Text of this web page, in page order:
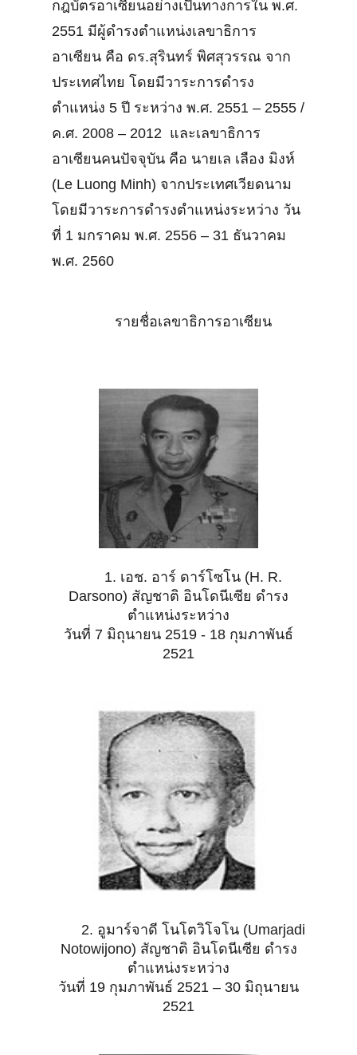
กฎบัตรอาเซียนอย่างเป็นทางการใน พ.ศ.
2551 มีผู้ดำรงตำแหน่งเลขาธิการ
อาเซียน คือ ดร.สุรินทร์ พิศสุวรรณ จาก
ประเทศไทย โดยมีวาระการดำรง
ตำแหน่ง 5 ปี ระหว่าง พ.ศ. 2551 – 2555 /
ค.ศ. 2008 – 2012 และเลขาธิการ
อาเซียนคนปัจจุบัน คือ นายเล เลือง มิงห์
(Le Luong Minh) จากประเทศเวียดนาม
โดยมีวาระการดำรงตำแหน่งระหว่าง วัน
ที่ 1 มกราคม พ.ศ. 2556 – 31 ธันวาคม
พ.ศ. 2560
รายชื่อเลขาธิการอาเซียน
1. เอช. อาร์ ดาร์โซโน (H. R.
Darsono) สัญชาติ อินโดนีเซีย ดำรง
ตำแหน่งระหว่าง
วันที่ 7 มิถุนายน 2519 - 18 กุมภาพันธ์
2521
2. อูมาร์จาดี โนโตวิโจโน (Umarjadi
Notowijono) สัญชาติ อินโดนีเซีย ดำรง
ตำแหน่งระหว่าง
วันที่ 19 กุมภาพันธ์ 2521 – 30 มิถุนายน
2521